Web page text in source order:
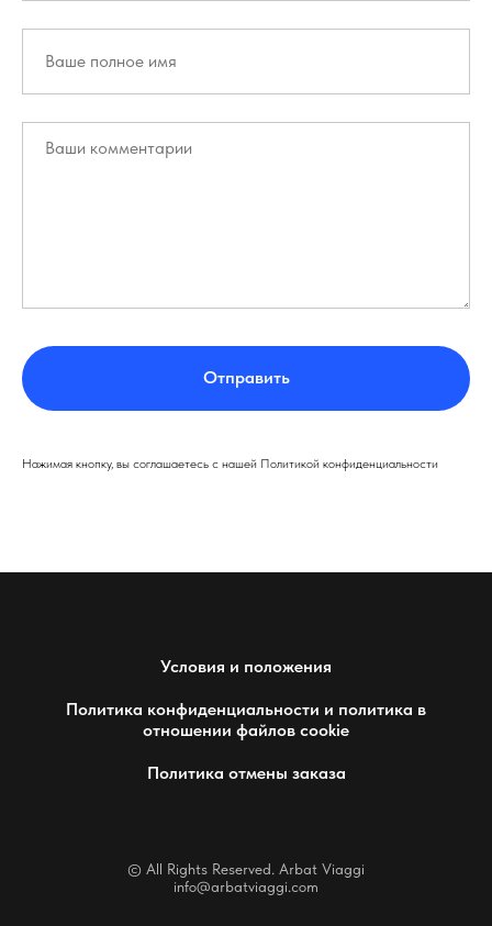
Отправить
Нажимая кнопку, вы соглашаетесь с нашей Политикой конфиденциальности
Условия и положения
Политика конфиденциальности и политика в
отношении файлов cookie
Политика отмены заказа
© All Rights Reserved. Arbat Viaggi
info@arbatviaggi.com